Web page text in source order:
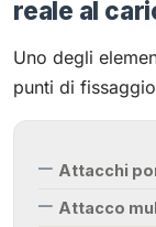
reale al
Uno degli
punti di
Attacchi
Attacco